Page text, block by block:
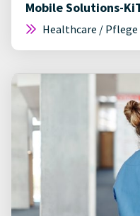
Mobile Solutions-
Healthcare /